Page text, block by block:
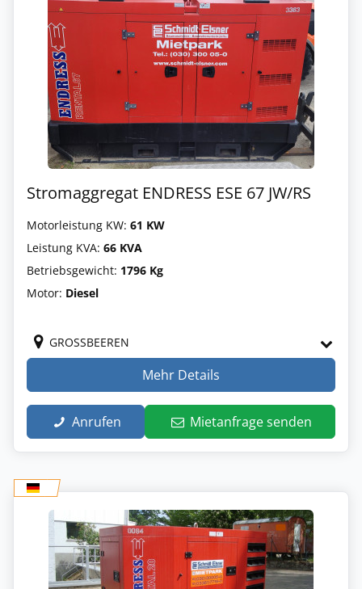
Stromaggregat ENDRESS ESE 67 JW/RS
Motorleistung KW: 61 KW
Leistung KVA: 66 KVA
Betriebsgewicht: 1796 Kg
Motor: Diesel
GROSSBEEREN
Mehr Details
Anrufen Mietanfrage senden